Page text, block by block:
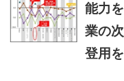
能力
業の
登用